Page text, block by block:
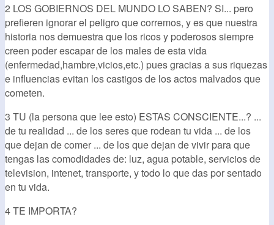
2 LOS GOBIERNOS DEL MUNDO LO SABEN? SI... pero
prefieren ignorar el peligro que corremos, y es que nuestra
historia nos demuestra que los ricos y poderosos siempre
creen poder escapar de los males de esta vida
(enfermedad,hambre,vicios,etc.) pues gracias a sus riquezas
e influencias evitan los castigos de los actos malvados que
cometen.
3 TU (la persona que lee esto) ESTAS CONSCIENTE...? ...
de tu realidad ... de los seres que rodean tu vida ... de los
que dejan de comer ... de los que dejan de vivir para que
tengas las comodidades de: luz, agua potable, servicios de
television, intenet, transporte, y todo lo que das por sentado
en tu vida.
4 TE IMPORTA?